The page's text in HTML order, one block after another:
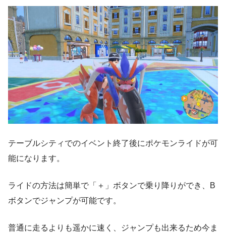
テーブルシティでのイベント終了後にポケモンライドが可
能になります。
ライドの方法は簡単で「＋」ボタンで乗り降りができ、B
ボタンでジャンプが可能です。
普通に走るよりも遥かに速く、ジャンプも出来るため今ま